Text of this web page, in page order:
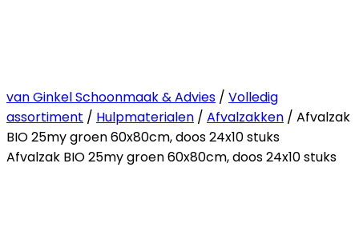
van Ginkel Schoonmaak & Advies / Volledig
assortiment / Hulpmaterialen / Afvalzakken / Afvalzak
BIO 25my groen 60x80cm, doos 24x10 stuks
Afvalzak BIO 25my groen 60x80cm, doos 24x10 stuks